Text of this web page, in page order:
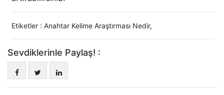
Etiketler : Anahtar Kelime Araştırması Nedir,
Sevdiklerinle Paylaş! :